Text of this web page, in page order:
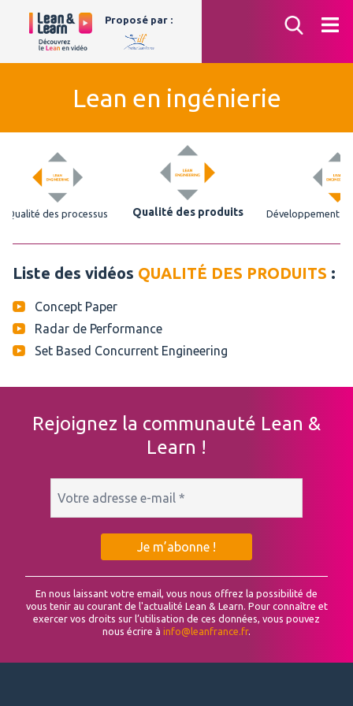
contenu
Proposé par :
Lean en ingénierie
Qualité des processus Qualité des produits Développement
Liste des vidéos QUALITÉ DES PRODUITS :
Concept Paper
Radar de Performance
Set Based Concurrent Engineering
Rejoignez la communauté Lean &
Learn !
En nous laissant votre email, vous nous offrez la possibilité de
vous tenir au courant de l'actualité Lean & Learn. Pour connaître et
exercer vos droits sur l’utilisation de ces données, vous pouvez
nous écrire à info@leanfrance.fr.